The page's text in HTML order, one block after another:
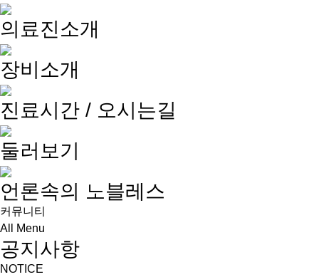
의료진소개
장비소개
진료시간 / 오시는길
둘러보기
언론속의 노블레스
커뮤니티
All Menu
공지사항
NOTICE